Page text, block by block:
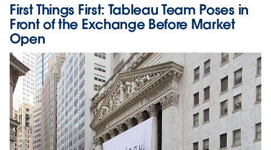
First Things First: Tableau Team Poses in
Front of the Exchange Before Market
Open